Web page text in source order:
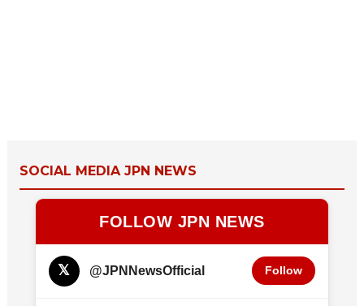
SOCIAL MEDIA JPN NEWS
FOLLOW JPN NEWS
𝕏 @JPNNewsOfficial Follow